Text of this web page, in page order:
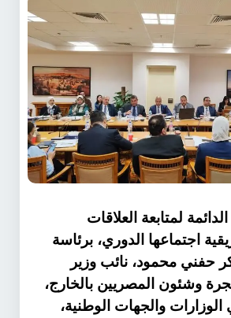
لمتابعة العلاقات
اجتماعها الدوري، برئاسة
حفني محمود، نائب وزير
وشئون المصريين بالخارج،
والجهات الوطنية،